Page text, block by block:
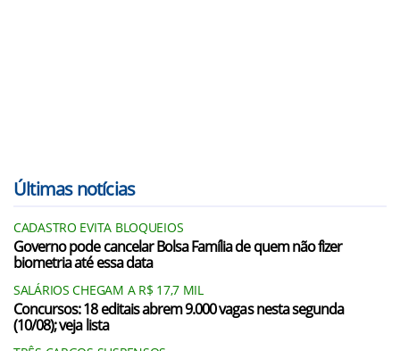
Últimas notícias
CADASTRO EVITA BLOQUEIOS
Governo pode cancelar Bolsa Família de quem não fizer
biometria até essa data
SALÁRIOS CHEGAM A R$ 17,7 MIL
Concursos: 18 editais abrem 9.000 vagas nesta segunda
(10/08); veja lista